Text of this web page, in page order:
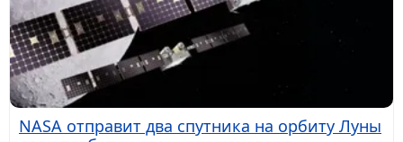
NASA отправит два спутника на орбиту Луны